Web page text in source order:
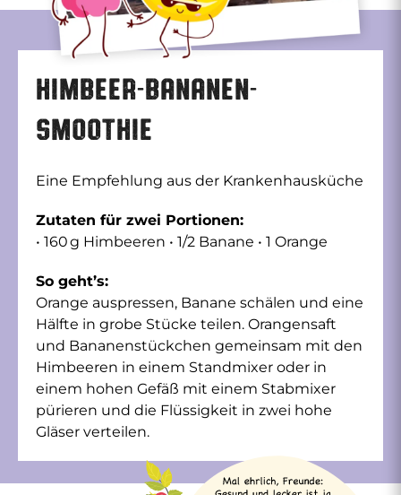
Himbeer-Bananen-
Smoothie
Eine Empfehlung aus der Krankenhausküche
Zutaten für zwei Portionen:
• 160 g Himbeeren • 1/2 Banane • 1 Orange
So geht’s:
Orange auspressen, Banane schälen und eine
Hälfte in grobe Stücke teilen. Orangensaft
und Bananenstückchen gemeinsam mit den
Himbeeren in einem Standmixer oder in
einem hohen Gefäß mit einem Stabmixer
pürieren und die Flüssigkeit in zwei hohe
Gläser verteilen.